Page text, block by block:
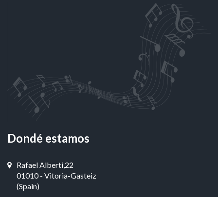
Dondé estamos
Rafael Alberti,22
01010 - Vitoria-Gasteiz
(Spain)